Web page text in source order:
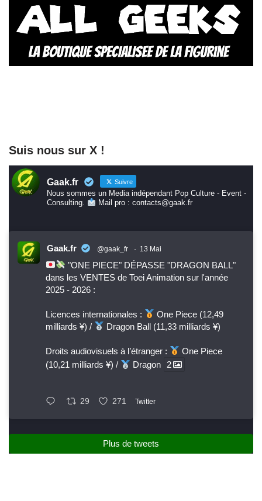
Suis nous sur X !
Gaak.fr Suivre
Nous sommes un Media indépendant Pop Culture - Event -
Consulting.
Mail pro : contacts@gaak.fr
Gaak.fr @gaak_fr · 13 Mai
"ONE PIECE" DÉPASSE "DRAGON BALL"
dans les VENTES de Toei Animation sur l'année
2025 - 2026 :
Licences internationales :
One Piece (12,49
milliards ¥) /
Dragon Ball (11,33 milliards ¥)
Droits audiovisuels à l’étranger :
One Piece
(10,21 milliards ¥) /
Dragon 2
29 271 Twitter
Plus de tweets